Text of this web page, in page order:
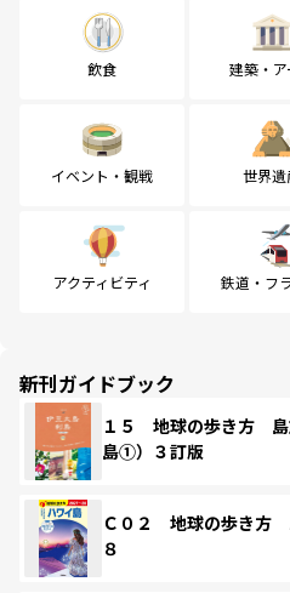
飲食 建築・ア
イベント・観戦 世界遺
アクティビティ 鉄道・フ
新刊ガイドブック
１５ 地球の歩き方
島①）３訂版
Ｃ０２ 地球の歩き方
８